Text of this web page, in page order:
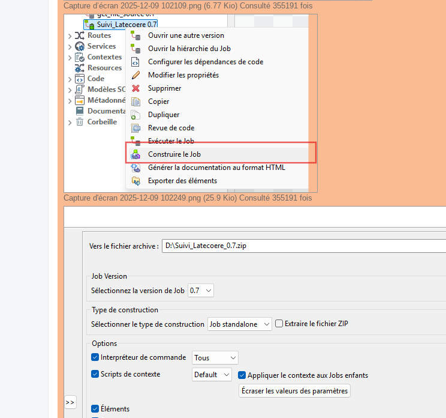
Capture d’écran 2025-12-09 102109.png (6.77 Kio) Consulté 355191 fois
Capture d'écran 2025-12-09 102249.png (25.9 Kio) Consulté 355191 fois